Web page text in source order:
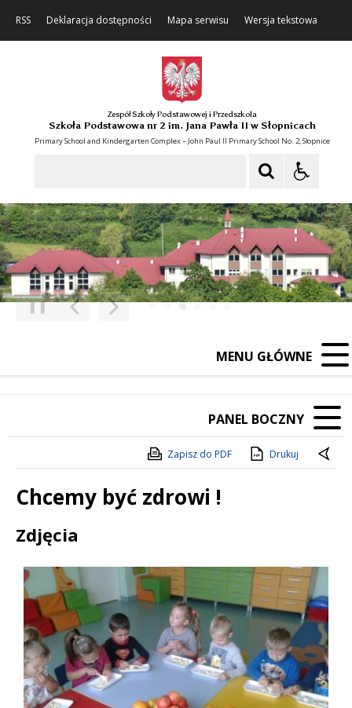
RSS Deklaracja dostępności Mapa serwisu Wersja tekstowa
Zespół Szkoły Podstawowej i Przedszkola
Szkoła Podstawowa nr 2 im. Jana Pawła II w Słopnicach
Primary School and Kindergarten Complex – John Paul II Primary School No. 2, Słopnice
Poprzedni Element
Następny Element
❚❚
MENU GŁÓWNE
PANEL BOCZNY
Zapisz do PDF Drukuj
Chcemy być zdrowi !
Treść
Zdjęcia